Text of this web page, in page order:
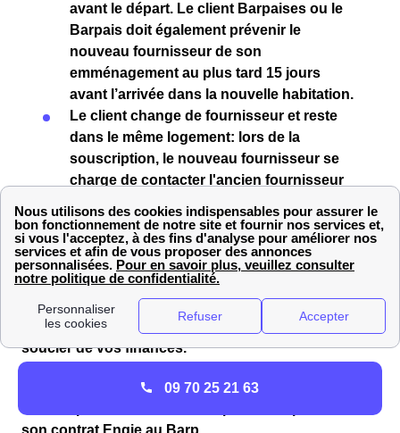
avant le départ. Le client Barpaises ou le
Barpais doit également prévenir le
nouveau fournisseur de son
emménagement au plus tard 15 jours
avant l’arrivée dans la nouvelle habitation.
Le client change de fournisseur et reste
dans le même logement: lors de la
souscription, le nouveau fournisseur se
charge de contacter l'ancien fournisseur
Si vous êtes un particulier,résilier votre contrat de
gazoud’électricité seragratuit! En effet, aucun frais
ne vous sera demandé. Vous pouvez donc
déménager ou effectuer un changement de
fournisseur d’énergie en toute sérénité, sans vous
soucier de vos finances.
09 70 25 21 63